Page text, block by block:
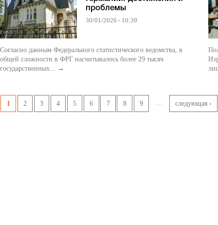
проблемы
30/01/2026 - 10:39
Согласно данным Федерального статистического ведомства, в
общей сложности в ФРГ насчитывалось более 29 тысяч
государственных... →
Страницы
1 2 3 4 5 6 7 8 9 следующая ›